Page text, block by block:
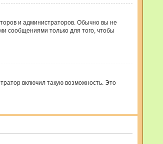
и администраторов. Обычно вы не
сообщениями только для того, чтобы
включил такую возможность. Это